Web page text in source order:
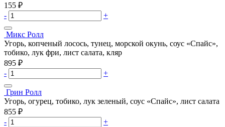
155 ₽
-
+
Микс Ролл
Угорь, копченый лосось, тунец, морской окунь, соус «Спайс»,
тобико, лук фри, лист салата, кляр
895 ₽
-
+
Грин Ролл
Угорь, огурец, тобико, лук зеленый, соус «Спайс», лист салата
855 ₽
-
+